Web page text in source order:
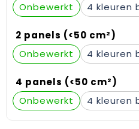
Werkkleding sets
Gehoorbescherming
Rugzakken
Schoenentassen
Schoudertassen
Sporttassen
Spelden en buttons
Medailles en prijzen
Nekwarmers
Hoofdbanden
Onbewerkt
4
2 panels (<50 cm²)
Onbewerkt
4
4 panels (<50 cm²)
Onbewerkt
4